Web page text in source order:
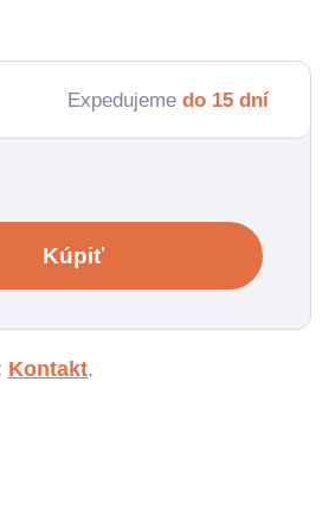
Expedujeme do 15 dní
Kúpiť
Kontakt.